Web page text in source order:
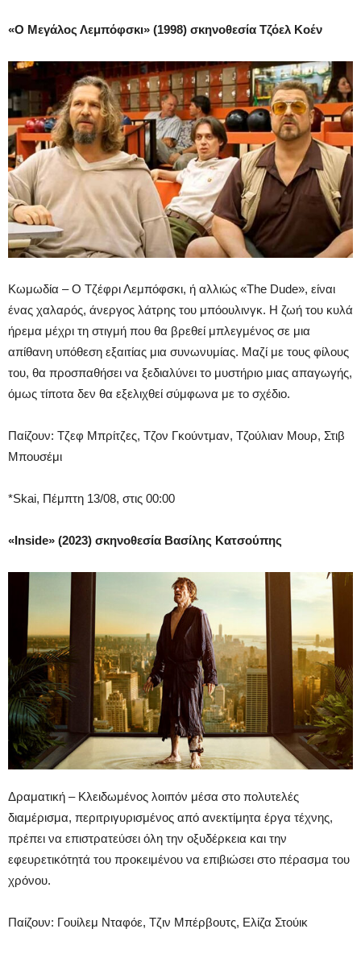
«Ο Μεγάλος Λεμπόφσκι» (1998) σκηνοθεσία Τζόελ Κοέν
Κωμωδία – O Τζέφρι Λεμπόφσκι, ή αλλιώς «The Dude», είναι
ένας χαλαρός, άνεργος λάτρης του μπόουλινγκ. Η ζωή του κυλά
ήρεμα μέχρι τη στιγμή που θα βρεθεί μπλεγμένος σε μια
απίθανη υπόθεση εξαιτίας μια συνωνυμίας. Μαζί με τους φίλους
του, θα προσπαθήσει να ξεδιαλύνει το μυστήριο μιας απαγωγής,
όμως τίποτα δεν θα εξελιχθεί σύμφωνα με το σχέδιο.
Παίζουν: Τζεφ Μπρίτζες, Τζον Γκούντμαν, Τζούλιαν Μουρ, Στιβ
Μπουσέμι
*Skai, Πέμπτη 13/08, στις 00:00
«Inside» (2023) σκηνοθεσία Βασίλης Κατσούπης
Δραματική – Κλειδωμένος λοιπόν μέσα στο πολυτελές
διαμέρισμα, περιτριγυρισμένος από ανεκτίμητα έργα τέχνης,
πρέπει να επιστρατεύσει όλη την οξυδέρκεια και την
εφευρετικότητά του προκειμένου να επιβιώσει στο πέρασμα του
χρόνου.
Παίζουν: Γουίλεμ Νταφόε, Τζιν Μπέρβουτς, Ελίζα Στούικ